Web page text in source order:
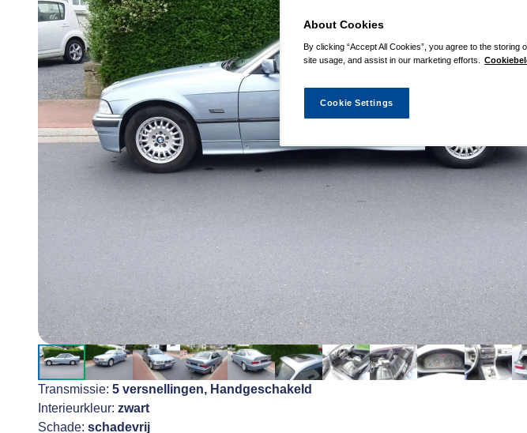
Transmissie: 5 versnellingen, Handgeschakeld
Interieurkleur: zwart
Schade: schadevrij
About Cookies
By clicking “Accept All Cookies”, you agree to the
site usage, and assist in our marketing efforts.
Cookie Settings